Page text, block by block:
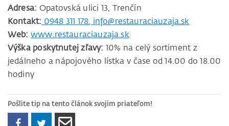
Adresa: Opatovská ulici 13, Trenčín
Kontakt: 0948 311 178 info@restauraciauzaja.sk
Web: www.restauraciauzaja.sk
Výška poskytnutej zľavy: 10% na celý sortiment z
jedálneho a nápojového lístka v čase od 14.00 do 18.00
hodiny
Pošlite tip na tento článok svojim priateľom!